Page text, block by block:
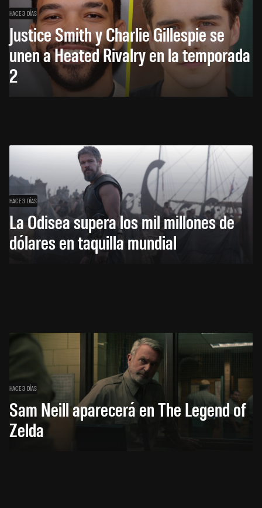
HACE 3 DÍAS
Justice Smith y Charlie Gillespie se
unen a Heated Rivalry en la temporada
2
HACE 3 DÍAS
La Odisea supera los mil millones de
dólares en taquilla mundial
HACE 3 DÍAS
Sam Neill aparecerá en The Legend of
Zelda